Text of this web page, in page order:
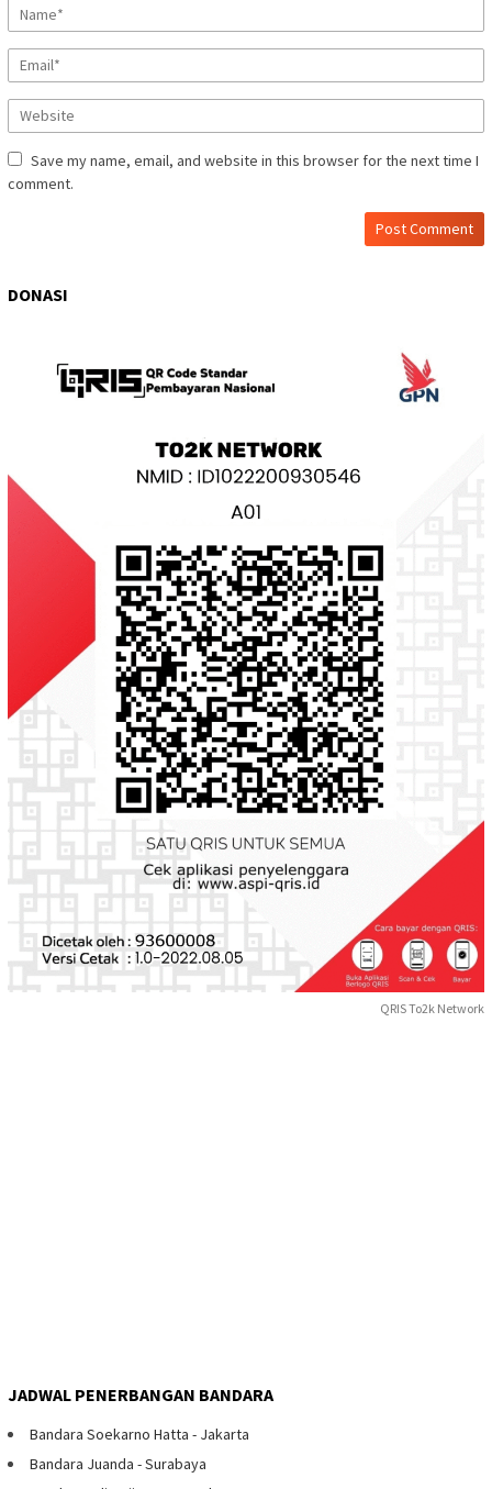
Save my name, email, and website in this browser for the next time I
comment.
DONASI
QRIS To2k Network
JADWAL PENERBANGAN BANDARA
Bandara Soekarno Hatta - Jakarta
Bandara Juanda - Surabaya